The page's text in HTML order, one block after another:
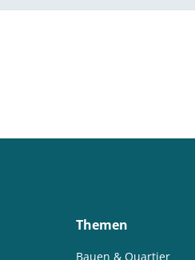
Themen
Bauen & Quartier